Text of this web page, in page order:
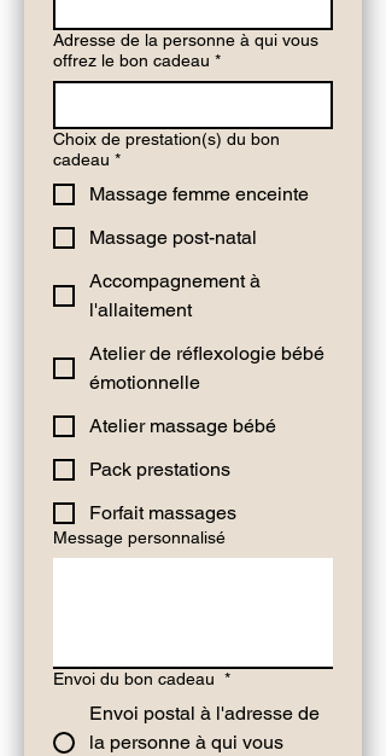
Adresse de la personne à qui vous
offrez le bon cadeau *
Choix de prestation(s) du bon
cadeau *
Massage femme enceinte
Massage post-natal
Accompagnement à
l'allaitement
Atelier de réflexologie bébé
émotionnelle
Atelier massage bébé
Pack prestations
Forfait massages
Message personnalisé
Envoi du bon cadeau *
Envoi postal à l'adresse de
la personne à qui vous